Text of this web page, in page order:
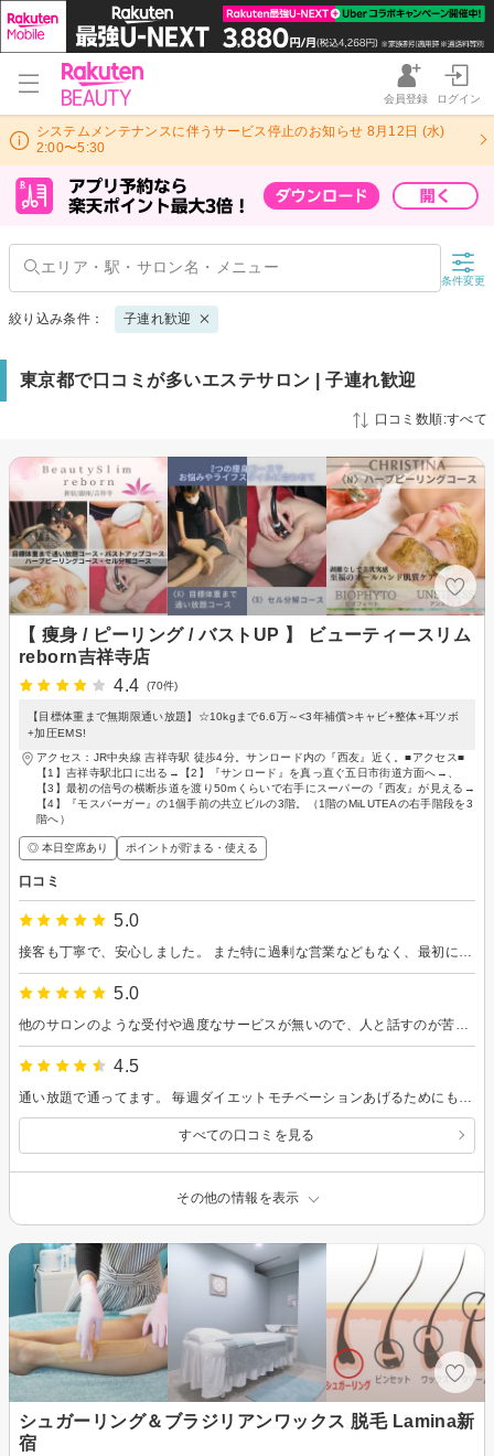
会員登録 ログイン
システムメンテナンスに伴うサービス停止のお知らせ 8月12日 (水)
2:00〜5:30
条件変更
絞り込み条件： 子連れ歓迎
東京都で口コミが多いエステサロン | 子連れ歓迎
口コミ数順:すべて
【 痩身 / ピーリング / バストUP 】 ビューティースリム
reborn吉祥寺店
4.4
(70件)
【目標体重まで無期限通い放題】☆10kgまで6.6万～<3年補償>キャビ+整体+耳ツボ
+加圧EMS!
アクセス：JR中央線 吉祥寺駅 徒歩4分。サンロード内の『西友』近く。■アクセス■
【1】吉祥寺駅北口に出る→【2】『サンロード』を真っ直ぐ五日市街道方面へ→、
【3】最初の信号の横断歩道を渡り50mくらいで右手にスーパーの『西友』が見える→
【4】『モスバーガー』の1個手前の共立ビルの3階。（1階のMiLUTEAの右手階段を3
階へ）
◎ 本日空席あり ポイントが貯まる・使える
口コミ
5.0
5.0
4.5
すべての口コミを見る
その他の情報を表示
シュガーリング＆ブラジリアンワックス 脱毛 Lamina新
宿